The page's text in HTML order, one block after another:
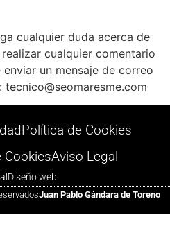
cualquier duda acerca de
cualquier comentario
un mensaje de correo
Política de Cookies
CookiesAviso Legal
Diseño web
Juan Pablo Gándara de Toreno